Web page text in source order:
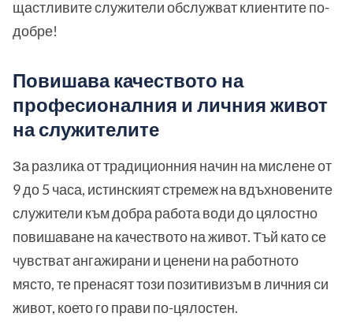
щастливите служители обслужват клиентите по-
добре!
Повишава качеството на
професионалния и личния живот
на служителите
За разлика от традиционния начин на мислене от
9 до 5 часа, истинският стремеж на вдъхновените
служители към добра работа води до цялостно
повишаване на качеството на живот. Тъй като се
чувстват ангажирани и ценени на работното
място, те пренасят този позитивизъм в личния си
живот, което го прави по-цялостен.